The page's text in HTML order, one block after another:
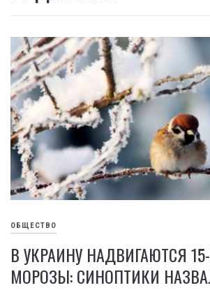
ОБЩЕСТВО
В УКРАИНУ НАДВИГАЮТСЯ
МОРОЗЫ: СИНОПТИКИ